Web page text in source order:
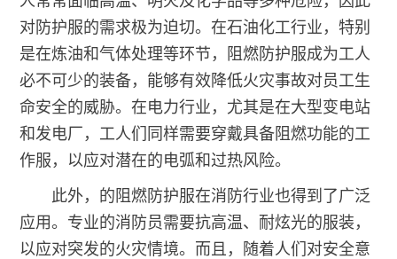
对防护服的需求极为迫切。在石油化工行业，特别
是在炼油和气体处理等环节，阻燃防护服成为工人
必不可少的装备，能够有效降低火灾事故对员工生
命安全的威胁。在电力行业，尤其是在大型变电站
和发电厂，工人们同样需要穿戴具备阻燃功能的工
作服，以应对潜在的电弧和过热风险。
此外，的阻燃防护服在消防行业也得到了广泛
应用。专业的消防员需要抗高温、耐炫光的服装，
以应对突发的火灾情境。而且，随着人们对安全意